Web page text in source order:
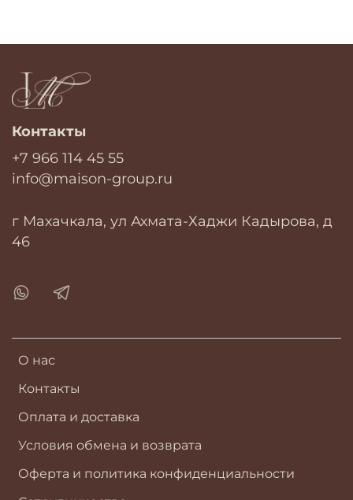
О нас
Контакты
Оплата и доставка
Условия обмена и возврата
Оферта и политика конфиденциальности
Контакты
+7 966 114 45 55
info@maison-group.ru
г Махачкала, ул Ахмата-Хаджи Кадырова, д
46